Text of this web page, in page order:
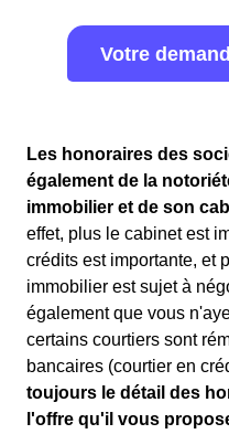
Votre
Les honoraires des
également de la
immobilier et de son
effet, plus le cabinet est
crédits est importante, et
immobilier est sujet à
également que vous
certains courtiers sont
bancaires (courtier en
toujours le détail des
l'offre qu'il vous